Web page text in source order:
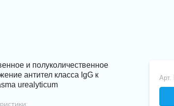
и полуколичественное
антител класса IgG к
urealyticum
Арт.